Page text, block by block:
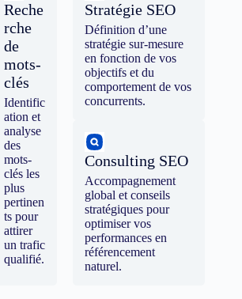
Reche
rche
de
mots-
clés
Identific
ation et
analyse
des
mots-
clés les
plus
pertinen
ts pour
attirer
un trafic
qualifié.
Stratégie SEO
Définition d’une
stratégie sur-mesure
en fonction de vos
objectifs et du
comportement de vos
concurrents.
Consulting SEO
Accompagnement
global et conseils
stratégiques pour
optimiser vos
performances en
référencement
naturel.